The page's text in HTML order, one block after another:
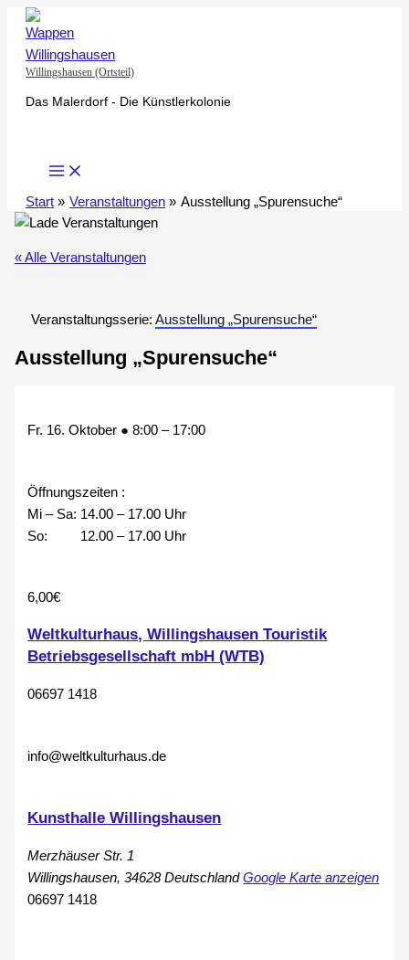
Zum
Inhalt
springen
Willingshausen (Ortsteil)
Das Malerdorf - Die Künstlerkolonie
Start Veranstaltungen Ausstellung „Spurensuche“
« Alle Veranstaltungen
Veranstaltungsserie: Ausstellung „Spurensuche“
Ausstellung „Spurensuche“
Fr. 16. Oktober ●8:00– 17:00
Öffnungszeiten :
Mi – Sa: 14.00 – 17.00 Uhr
So: 12.00 – 17.00 Uhr
6,00€
Weltkulturhaus, Willingshausen Touristik
Betriebsgesellschaft mbH (WTB)
06697 1418
info@weltkulturhaus.de
Kunsthalle Willingshausen
Merzhäuser Str. 1
Willingshausen, 34628 Deutschland Google Karte anzeigen
06697 1418